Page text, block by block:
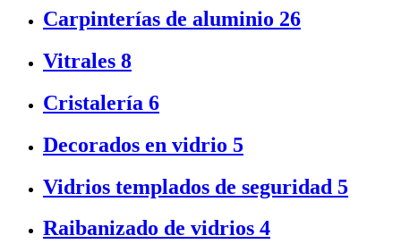
Carpinterías de aluminio 26
Vitrales 8
Cristalería 6
Decorados en vidrio 5
Vidrios templados de seguridad 5
Raibanizado de vidrios 4